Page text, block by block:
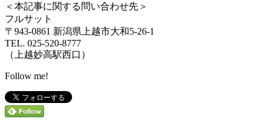
＜本記事に関する問い合わせ先＞
フルサット
〒943-0861 新潟県上越市大和5-26-1
TEL. 025-520-8777
（上越妙高駅西口）
Follow me!